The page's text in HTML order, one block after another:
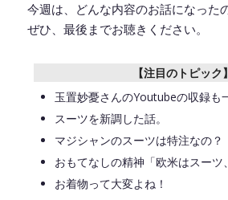
今週は、どんな内容のお話になった
ぜひ、最後までお聴きください。
【注目のトピック】
玉置妙憂さんのYoutubeの収録も
スーツを新調した話。
マジシャンのスーツは特注なの？
おもてなしの精神「欧米はスーツ
お着物って大変よね！